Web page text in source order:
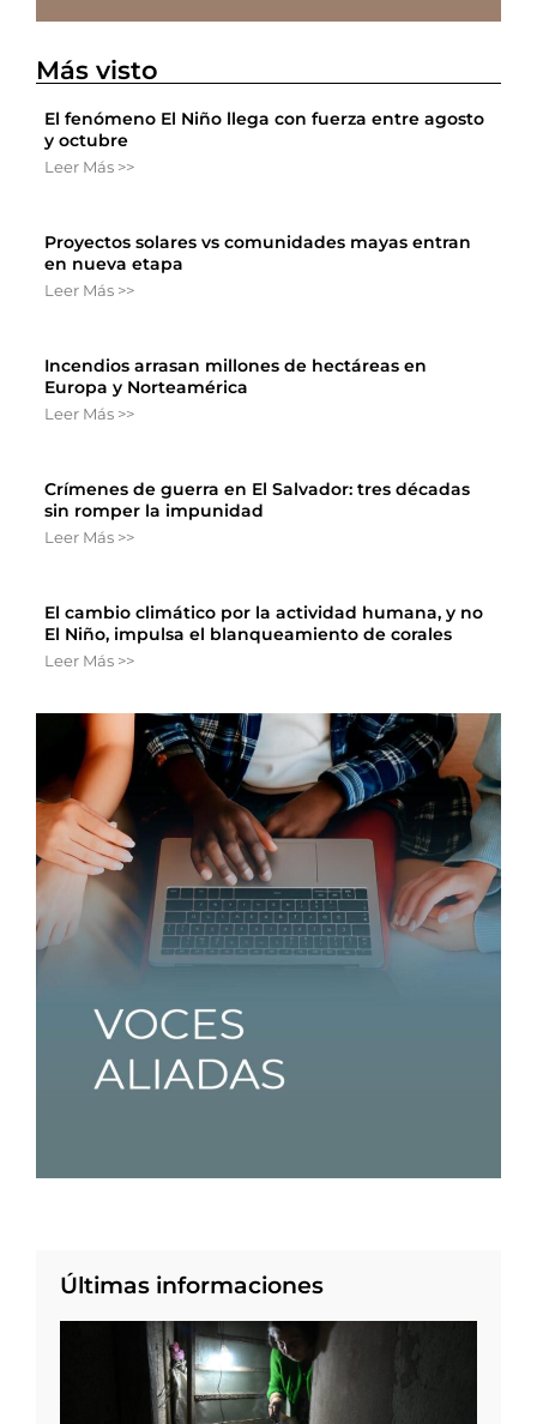
Más visto
El fenómeno El Niño llega con fuerza entre agosto
y octubre
Leer Más >>
Proyectos solares vs comunidades mayas entran
en nueva etapa
Leer Más >>
Incendios arrasan millones de hectáreas en
Europa y Norteamérica
Leer Más >>
Crímenes de guerra en El Salvador: tres décadas
sin romper la impunidad
Leer Más >>
El cambio climático por la actividad humana, y no
El Niño, impulsa el blanqueamiento de corales
Leer Más >>
Últimas informaciones